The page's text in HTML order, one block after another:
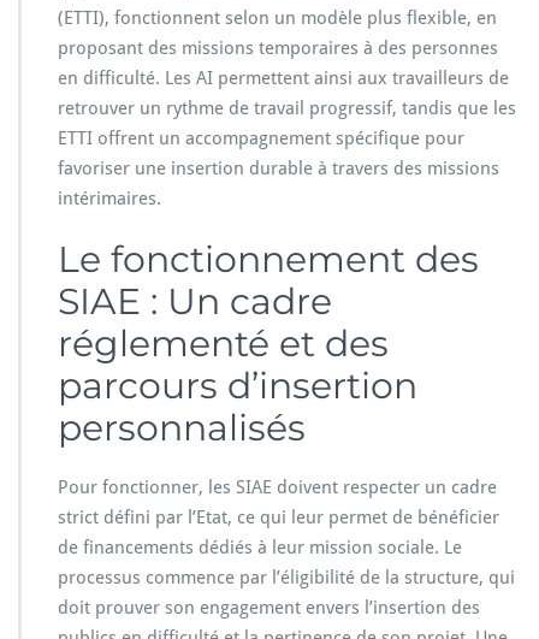
(ETTI), fonctionnent selon un modèle plus flexible, en
proposant des missions temporaires à des personnes
en difficulté. Les AI permettent ainsi aux travailleurs de
retrouver un rythme de travail progressif, tandis que les
ETTI offrent un accompagnement spécifique pour
favoriser une insertion durable à travers des missions
intérimaires.
Le fonctionnement des
SIAE : Un cadre
réglementé et des
parcours d’insertion
personnalisés
Pour fonctionner, les SIAE doivent respecter un cadre
strict défini par l’Etat, ce qui leur permet de bénéficier
de financements dédiés à leur mission sociale. Le
processus commence par l’éligibilité de la structure, qui
doit prouver son engagement envers l’insertion des